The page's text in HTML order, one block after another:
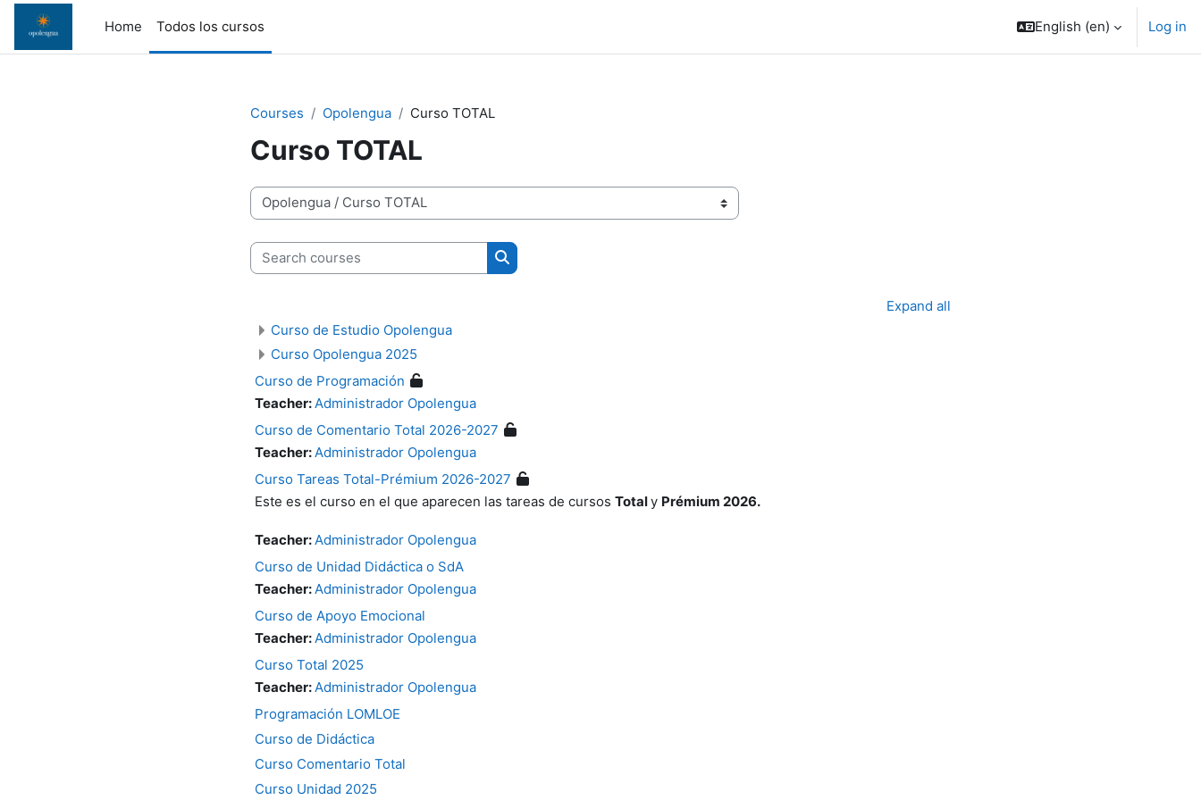
Skip to main content
Home
Todos los cursos English ‎(en)‎ Log in
Courses Opolengua Curso TOTAL
Curso TOTAL
Course categories
Search courses
Search courses
Expand all
Curso de Estudio Opolengua
Curso Opolengua 2025
Curso de Programación
Teacher:Administrador Opolengua
Curso de Comentario Total 2026-2027
Teacher:Administrador Opolengua
Curso Tareas Total-Prémium 2026-2027
Este es el curso en el que aparecen las tareas de cursos Totaly Prémium 2026.
Teacher:Administrador Opolengua
Curso de Unidad Didáctica o SdA
Teacher:Administrador Opolengua
Curso de Apoyo Emocional
Teacher:Administrador Opolengua
Curso Total 2025
Teacher:Administrador Opolengua
Programación LOMLOE
Curso de Didáctica
Curso Comentario Total
Curso Unidad 2025